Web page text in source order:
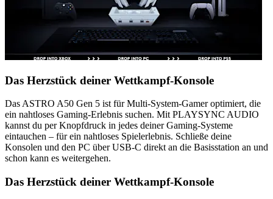
Das Herzstück deiner Wettkampf-Konsole
Das ASTRO A50 Gen 5 ist für Multi-System-Gamer optimiert, die
ein nahtloses Gaming-Erlebnis suchen. Mit PLAYSYNC AUDIO
kannst du per Knopfdruck in jedes deiner Gaming-Systeme
eintauchen – für ein nahtloses Spielerlebnis. Schließe deine
Konsolen und den PC über USB-C direkt an die Basisstation an und
schon kann es weitergehen.
Das Herzstück deiner Wettkampf-Konsole